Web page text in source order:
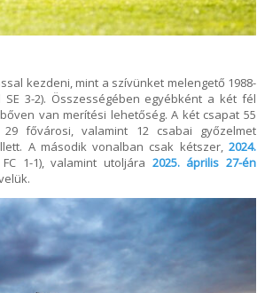
kezdeni, mint a szívünket melengető 1988-
3-2). Összességében egyébként a két fél
van merítési lehetőség. A két csapat 55
fővárosi, valamint 12 csabai győzelmet
A második vonalban csak kétszer, 2024.
1-1), valamint utoljára 2025. április 27-én